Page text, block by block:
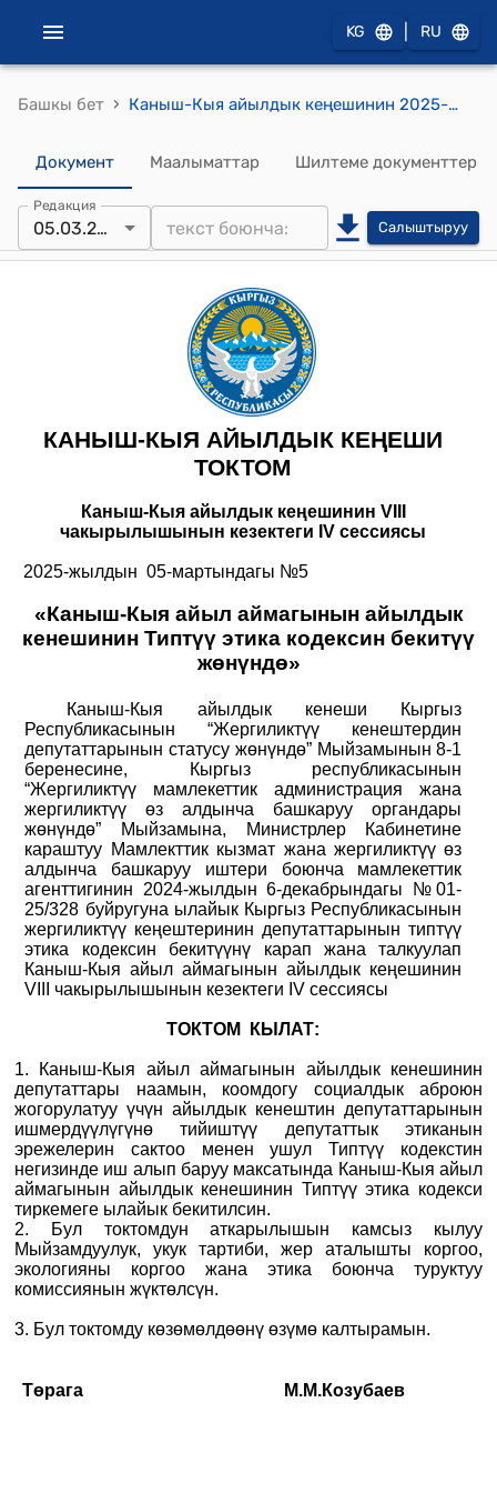
KG RU
Башкы бет › Каныш-Кыя айылдык кеңешинин 2025-жылдын 5-мартындагы №5«Каныш-Кыя айыл аймагынын айылдык кенешинин Типтүү этика кодексин бекитүү жөнүндө» токтому
Документ Маалыматтар Шилтеме документтер
Редакция
05.03.2025 Салыштыруу